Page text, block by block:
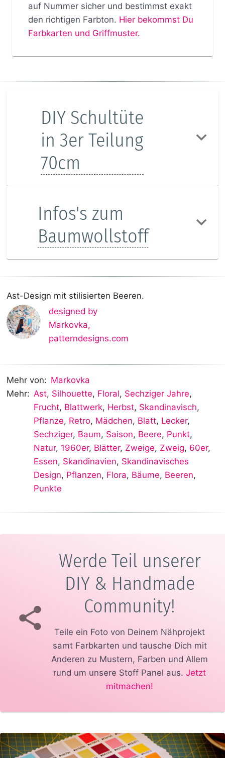
auf Nummer sicher und bestimmst exakt
den richtigen Farbton. Hier bekommst Du
Farbkarten und Griffmuster.
DIY Schultüte
in 3er Teilung
70cm
Infos's zum
Baumwollstoff
Ast-Design mit stilisierten Beeren.
designed by
Markovka,
patterndesigns.com
Mehr von: Markovka
Mehr: Ast, Silhouette, Floral, Sechziger Jahre,
Frucht, Blattwerk, Herbst, Skandinavisch,
Pflanze, Retro, Mädchen, Blatt, Lecker,
Sechziger, Baum, Saison, Beere, Punkt,
Natur, 1960er, Blätter, Zweige, Zweig, 60er,
Essen, Skandinavien, Skandinavisches
Design, Pflanzen, Flora, Bäume, Beeren,
Punkte
Werde Teil unserer
DIY & Handmade
Community!
Teile ein Foto von Deinem Nähprojekt
samt Farbkarten und tausche Dich mit
Anderen zu Mustern, Farben und Allem
rund um unsere Stoff Panel aus. Jetzt
mitmachen!